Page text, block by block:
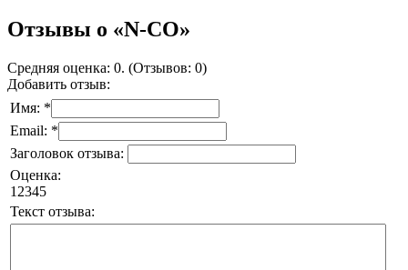
Отзывы о «N-CO»
Средняя оценка: 0. (Отзывов: 0)
Добавить отзыв:
Имя: *
Email: *
Заголовок отзыва:
Оценка:
1 2345
Текст отзыва: